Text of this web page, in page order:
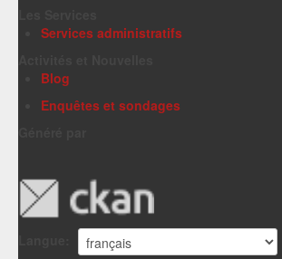
Services administratifs
Blog
Enquêtes et sondages